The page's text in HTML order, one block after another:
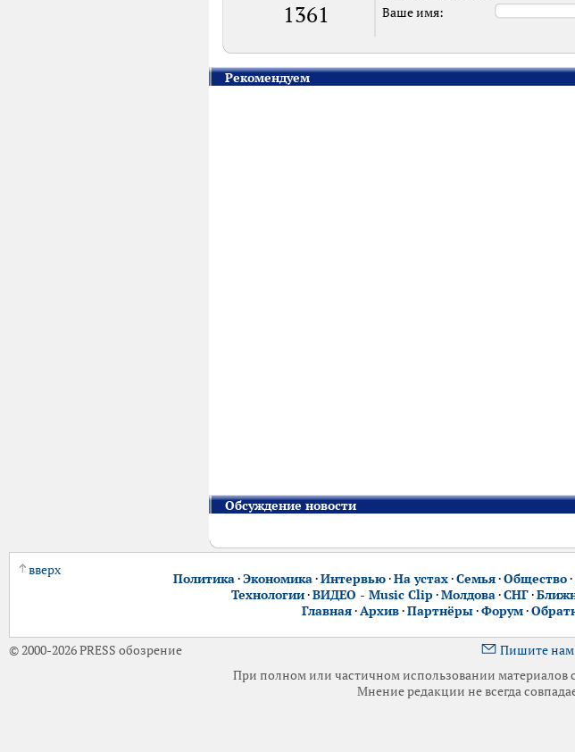
1361
Ваше имя:
Рекомендуем
Обсуждение новости
вверх
Политика·Экономика·Интервью·На устах·Семья·Общество·
Технологии·ВИДЕО - Music Clip ·Молдова·СНГ·
Главная·Архив·Партнёры·Форум·
© 2000-2026 PRESS обозрение
Пишите нам
При полном или частичном использовании материалов
Мнение редакции не всегда